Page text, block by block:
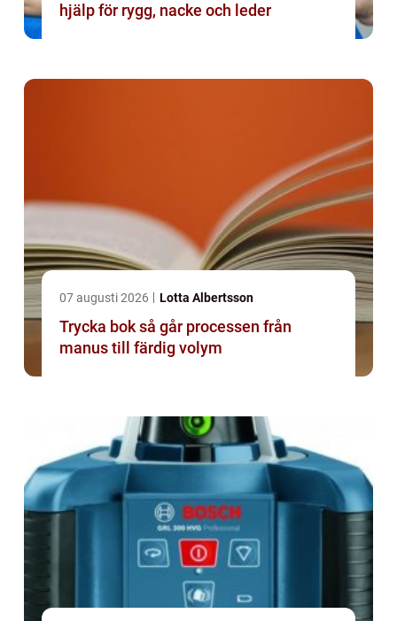
hjälp för rygg, nacke och leder
07 augusti 2026 Lotta Albertsson
Trycka bok så går processen från
manus till färdig volym